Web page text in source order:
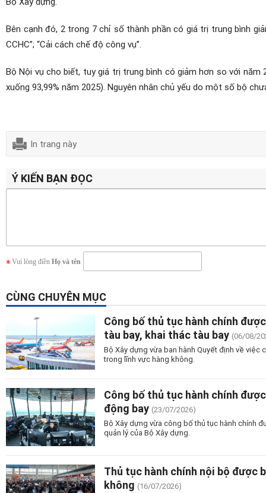
Bên cạnh đó, 2 trong 7 chỉ số thành phần có giá trị trung bình
CCHC”; “Cải cách chế độ công vụ”.
Bộ Nội vụ cho biết, tuy giá trị trung bình có giảm hơn so với năm
xuống 93,99% năm 2025). Nguyên nhân chủ yếu do một số bộ
In trang này
Ý KIẾN BẠN ĐỌC
Vui lòng điền Họ và tên
CÙNG CHUYÊN MỤC
Công bố thủ tục hành chính
tàu bay, khai thác tàu bay (06/08/
Bộ Xây dựng vừa ban hành Quyết định về
trong lĩnh vực hàng không.
Công bố thủ tục hành chính
động bay (23/07/2026)
Bộ Xây dựng vừa công bố thủ tục hành chính
quản lý của Bộ Xây dựng.
Thủ tục hành chính nội bộ được
không (16/07/2026)